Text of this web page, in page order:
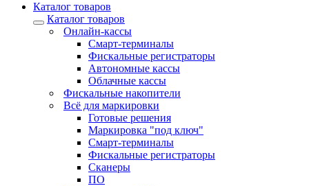
Каталог товаров
Каталог товаров
Онлайн-кассы
Смарт-терминалы
Фискальные регистраторы
Автономные кассы
Облачные кассы
Фискальные накопители
Всё для маркировки
Готовые решения
Маркировка "под ключ"
Смарт-терминалы
Фискальные регистраторы
Сканеры
ПО